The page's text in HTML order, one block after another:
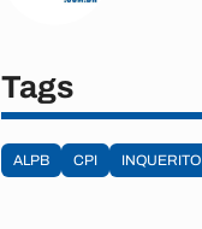
Tags
ALPB CPI INQUERITO